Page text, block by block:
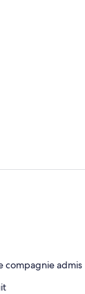
compagnie admis